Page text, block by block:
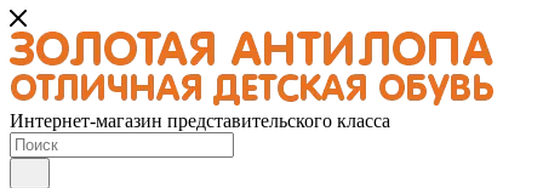
Интернет-магазин представительского класса